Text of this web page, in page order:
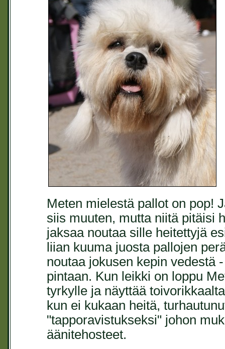
Meten mielestä pallot on pop!
siis muuten, mutta niitä pitäisi
jaksaa noutaa sille heitettyjä
liian kuuma juosta pallojen
noutaa jokusen kepin vedestä
pintaan. Kun leikki on loppu
tyrkylle ja näyttää
kun ei kukaan heitä,
"tapporavistukseksi" johon
äänitehosteet.